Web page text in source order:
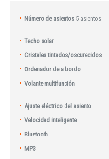
Número de asientos 5 asientos
Techo solar
Cristales tintados/oscurecidos
Ordenador de a bordo
Volante multifunción
Ajuste eléctrico del asiento
Velocidad inteligente
Bluetooth
MP3